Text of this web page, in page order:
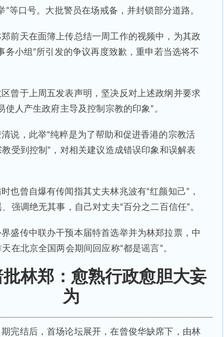
”等口号。大批警员在场戒备，并封锁部分道路。
前天在面簿上传总结一周工作的视频中，为其政
务小组”所引发的争议再度致歉，重申若当选将不
曾于上周五发表声明，坚决反对上述政纲并要求
使人产生政府主导及控制宗教的印象”。
说，此举“纯粹是为了帮助和促进香港的宗教活
受到控制”，对相关建议造成错误印象和误解表
也曾自爆有传闻指其丈夫林兆波有“红颜知己”，
强调绝无其事，自己对丈夫“百分之二百信任”。
盛传中联办干预本届特首选举并为林郑拉票，中
在北京全国两会期间回应称“都是谣言”。
林郑：愈熟行政愈胆大妄
为
完结后，首场论坛展开，在曾俊华缺席下，由林